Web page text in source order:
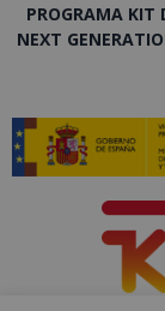
PROGRAMA KIT
NEXT